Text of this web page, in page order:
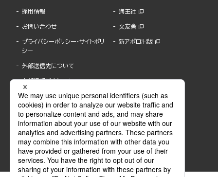
採用情報
お問い合わせ
プライバシーポリシー・サイトポリ
シー
外部送信先について
内部通報制度について
海王社
文友舎
新アポロ出版